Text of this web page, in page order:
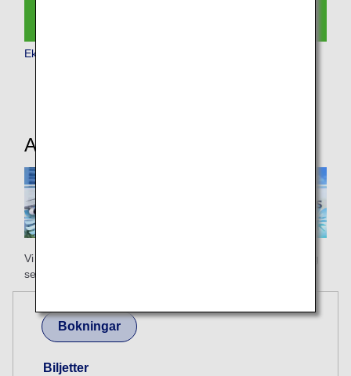
Ekonomiklass
Användbar information
Vi hoppas att ditt ANA Honolulu-flyg blir starten på en trevlig
semester!
Bokningar
Biljetter